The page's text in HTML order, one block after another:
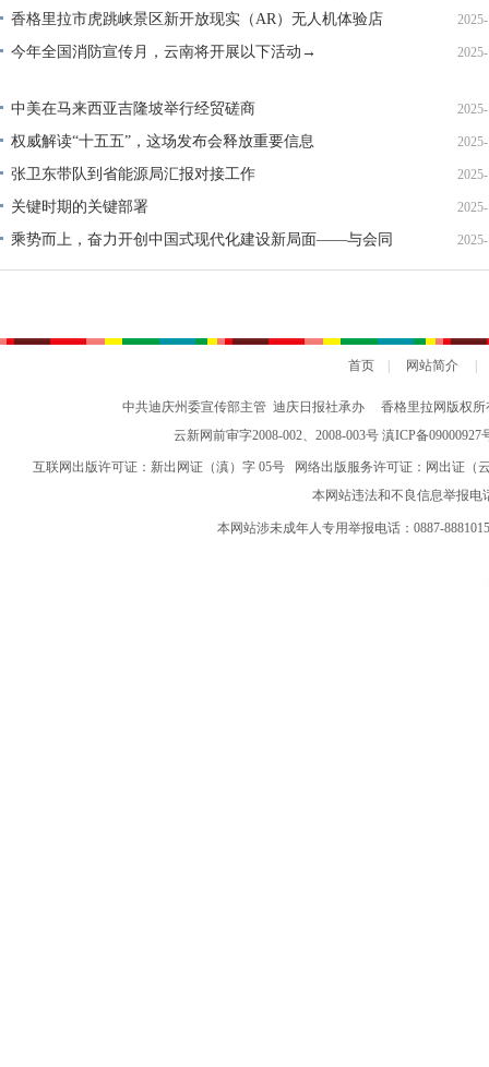
显——培根铸魂育桃李
香格里拉市虎跳峡景区新开放现实（AR）无人机体验店
今年全国消防宣传月，云南将开展以下活动→
中美在马来西亚吉隆坡举行经贸磋商
权威解读“十五五”，这场发布会释放重要信息
张卫东带队到省能源局汇报对接工作
关键时期的关键部署
乘势而上，奋力开创中国式现代化建设新局面——与会同
志谈贯彻落实党的二十届四中全会精神